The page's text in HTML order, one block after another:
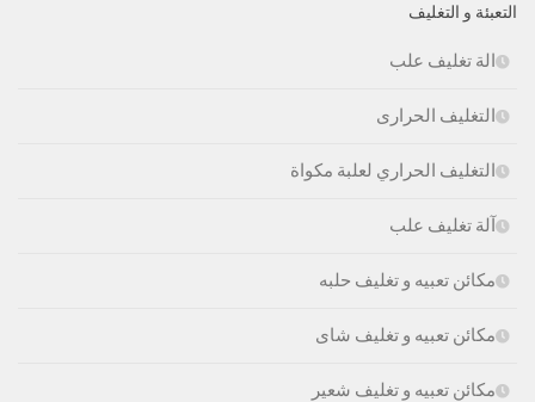
التعبئة و التغليف
الة تغليف علب
التغليف الحرارى
التغليف الحراري لعلبة مكواة
آلة تغليف علب
مكائن تعبيه و تغليف حلبه
مكائن تعبيه و تغليف شاى
مكائن تعبيه و تغليف شعير